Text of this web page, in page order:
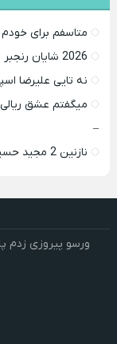
متاسفم برای
2026 شایان رنجبر
نه تایی علیرضا
میگفتم عشق
–
نازنین 2 مجید حسینی
ورسو پیروزی زدم